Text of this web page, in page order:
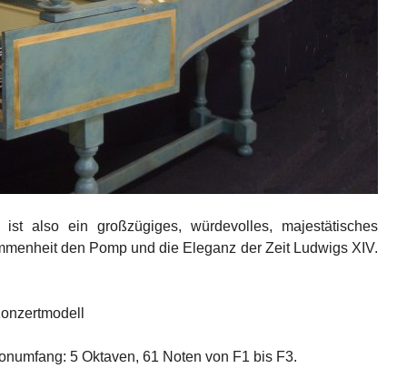
also ein großzügiges, würdevolles, majestätisches
den Pomp und die Eleganz der Zeit Ludwigs XIV.
5 Oktaven, 61 Noten von F1 bis F3.